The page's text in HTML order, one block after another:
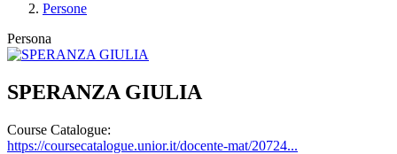
Persone
Persona
SPERANZA GIULIA
Course Catalogue:
https://coursecatalogue.unior.it/docente-mat/20724...